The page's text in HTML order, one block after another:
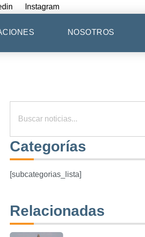
Instagram
NOSOTROS
Categorías
[subcategorias_lista]
Relacionadas